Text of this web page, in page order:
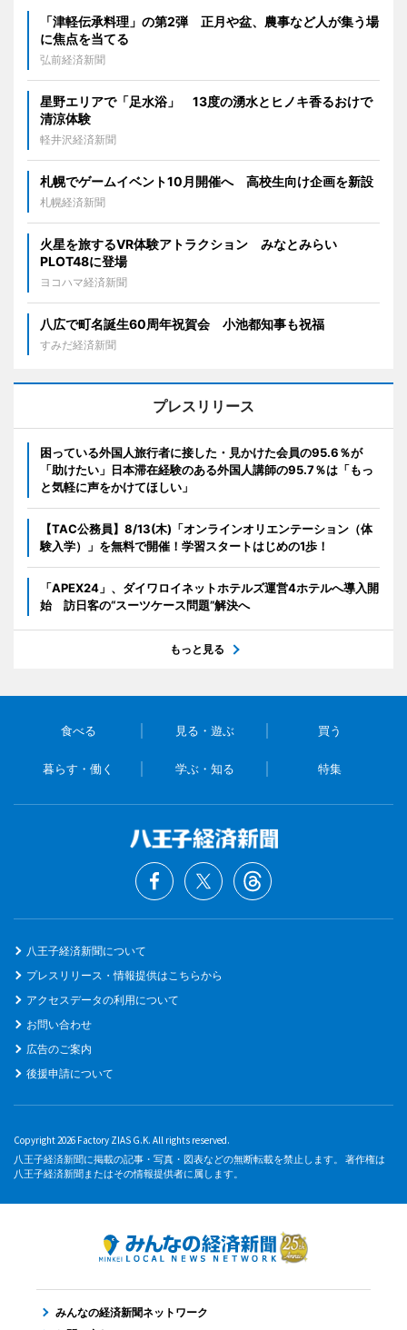
「津軽伝承料理」の第2弾 正月や盆、農事など人が集う場
に焦点を当てる
弘前経済新聞
星野エリアで「足水浴」 13度の湧水とヒノキ香るおけで
清涼体験
軽井沢経済新聞
札幌でゲームイベント10月開催へ 高校生向け企画を新設
札幌経済新聞
火星を旅するVR体験アトラクション みなとみらい
PLOT48に登場
ヨコハマ経済新聞
八広で町名誕生60周年祝賀会 小池都知事も祝福
すみだ経済新聞
プレスリリース
困っている外国人旅行者に接した・見かけた会員の95.6％が
「助けたい」日本滞在経験のある外国人講師の95.7％は「もっ
と気軽に声をかけてほしい」
【TAC公務員】8/13(木)「オンラインオリエンテーション（体
験入学）」を無料で開催！学習スタートはじめの1歩！
「APEX24」、ダイワロイネットホテルズ運営4ホテルへ導入開
始 訪日客の“スーツケース問題”解決へ
もっと見る
食べる 見る・遊ぶ 買う
暮らす・働く 学ぶ・知る 特集
八王子経済新聞について
プレスリリース・情報提供はこちらから
アクセスデータの利用について
お問い合わせ
広告のご案内
後援申請について
Copyright 2026 Factory ZIAS G.K. All rights reserved.
八王子経済新聞に掲載の記事・写真・図表などの無断転載を禁止します。 著作権は
八王子経済新聞またはその情報提供者に属します。
みんなの経済新聞ネットワーク